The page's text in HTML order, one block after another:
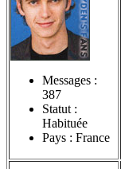
Messages :
387
Statut :
Habituée
Pays : France